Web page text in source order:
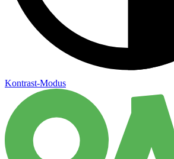
Kontrast-Modus